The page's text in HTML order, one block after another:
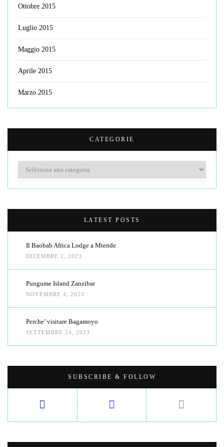
Ottobre 2015
Luglio 2015
Maggio 2015
Aprile 2015
Marzo 2015
CATEGORIE
LATEST POSTS
Il Baobab Africa Lodge a Mtende
DICEMBRE 2, 2023
Pungume Island Zanzibar
NOVEMBRE 4, 2023
Perche’ visitare Bagamoyo
SETTEMBRE 24, 2023
SUBSCRIBE & FOLLOW